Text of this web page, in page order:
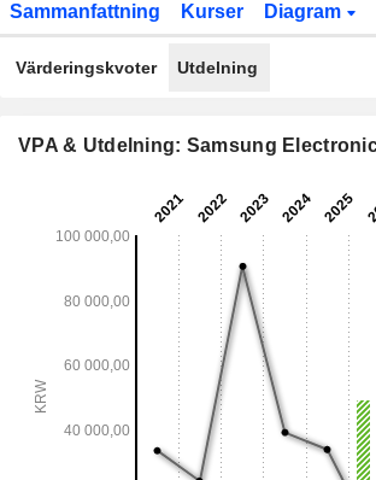
Sammanfattning Kurser Diagram
Värderingskvoter Utdelning
VPA & Utdelning: Samsung